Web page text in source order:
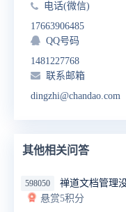
电话(微信)
17663906485
QQ号码
1481227768
联系邮箱
dingzhi@chandao.com
其他相关问答
598050 禅道文档管理
悬赏5积分